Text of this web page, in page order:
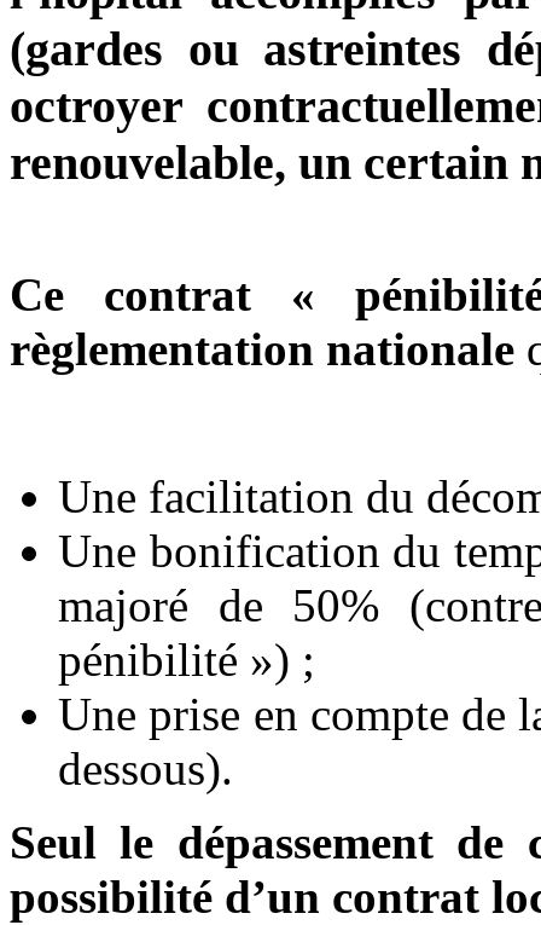
(gardes ou astreintes
octroyer
renouvelable, un certain
Ce contrat «
règlementation nationale
Une facilitation du
Une bonification du
majoré de 50%
pénibilité ») ;
Une prise en compte de
dessous).
Seul le dépassement
possibilité d’un contrat